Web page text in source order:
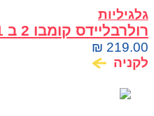
גלגיליות
רולרבליידס קומבו 2 ב 1
₪ 219.00
לקניה